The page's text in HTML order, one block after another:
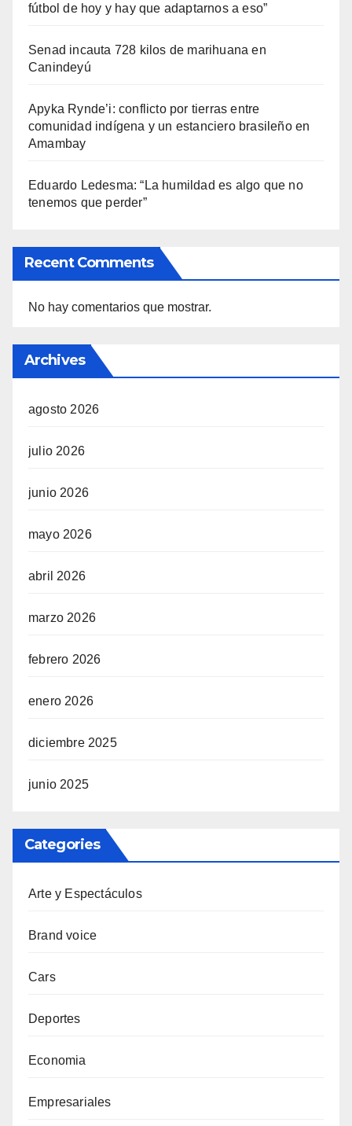
fútbol de hoy y hay que adaptarnos a eso”
Senad incauta 728 kilos de marihuana en
Canindeyú
Apyka Rynde’i: conflicto por tierras entre
comunidad indígena y un estanciero brasileño en
Amambay
Eduardo Ledesma: “La humildad es algo que no
tenemos que perder”
Recent Comments
No hay comentarios que mostrar.
Archives
agosto 2026
julio 2026
junio 2026
mayo 2026
abril 2026
marzo 2026
febrero 2026
enero 2026
diciembre 2025
junio 2025
Categories
Arte y Espectáculos
Brand voice
Cars
Deportes
Economia
Empresariales